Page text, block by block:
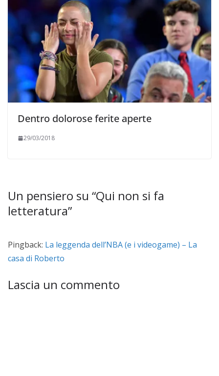
Dentro dolorose ferite aperte
29/03/2018
Un pensiero su “Qui non si fa
letteratura”
Pingback: La leggenda dell’NBA (e i videogame) – La
casa di Roberto
Lascia un commento